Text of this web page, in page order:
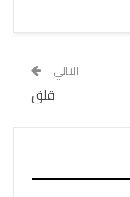
التالي
قلق